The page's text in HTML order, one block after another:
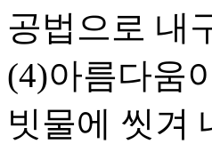
공법으로 내
(4)아름다움
빗물에 씻겨